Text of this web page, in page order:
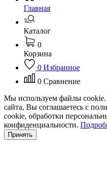
Главная
Каталог
0
Корзина
0 Избранное
0 Сравнение
Мы используем файлы
сайта, Вы соглашаетесь с
cookie, обработки
конфиденциальности.
Принять